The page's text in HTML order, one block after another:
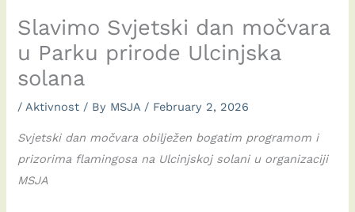
Slavimo Svjetski dan močvara
u Parku prirode Ulcinjska
solana
/Aktivnost / By MSJA / February 2, 2026
Svjetski dan močvara obilježen bogatim programom i
prizorima flamingosa na Ulcinjskoj solani u organizaciji
MSJA